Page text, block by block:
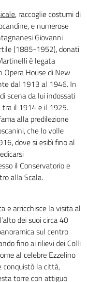
, raccoglie costumi di
e numerose
Giovanni
(1885-1952), donati
è legata
House di New
dal 1913 al 1946. In
scena da lui indossati
tra il 1914 e il 1925.
alla predilezione
che lo volle
dove si esibì fino al
il Conservatorio e
alla Scala.
e arricchisce la visita al
dei suoi circa 40
sul centro
fino ai rilievi dei Colli
al celebre Ezzelino
conquistò la città,
torre con attiguo